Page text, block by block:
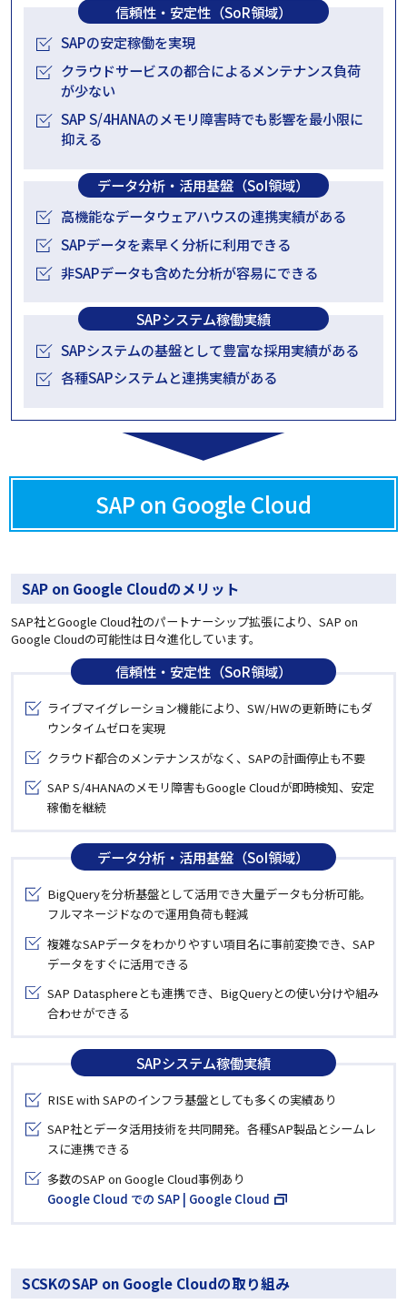
信頼性・安定性（SoR領域）
SAPの安定稼働を実現
クラウドサービスの都合によるメンテナンス負荷
が少ない
SAP S/4HANAのメモリ障害時でも影響を最小限に
抑える
データ分析・活用基盤（SoI領域）
高機能なデータウェアハウスの連携実績がある
SAPデータを素早く分析に利用できる
非SAPデータも含めた分析が容易にできる
SAPシステム稼働実績
SAPシステムの基盤として豊富な採用実績がある
各種SAPシステムと連携実績がある
SAP on Google Cloud
SAP on Google Cloudのメリット
SAP社とGoogle Cloud社のパートナーシップ拡張により、SAP on
Google Cloudの可能性は日々進化しています。
信頼性・安定性（SoR領域）
ライブマイグレーション機能により、SW/HWの更新時にもダ
ウンタイムゼロを実現
クラウド都合のメンテナンスがなく、SAPの計画停止も不要
SAP S/4HANAのメモリ障害もGoogle Cloudが即時検知、安定
稼働を継続
データ分析・活用基盤（SoI領域）
BigQueryを分析基盤として活用でき大量データも分析可能。
フルマネージドなので運用負荷も軽減
複雑なSAPデータをわかりやすい項目名に事前変換でき、SAP
データをすぐに活用できる
SAP Datasphereとも連携でき、BigQueryとの使い分けや組み
合わせができる
SAPシステム稼働実績
RISE with SAPのインフラ基盤としても多くの実績あり
SAP社とデータ活用技術を共同開発。各種SAP製品とシームレ
スに連携できる
多数のSAP on Google Cloud事例あり
Google Cloud での SAP | Google Cloud
SCSKのSAP on Google Cloudの取り組み